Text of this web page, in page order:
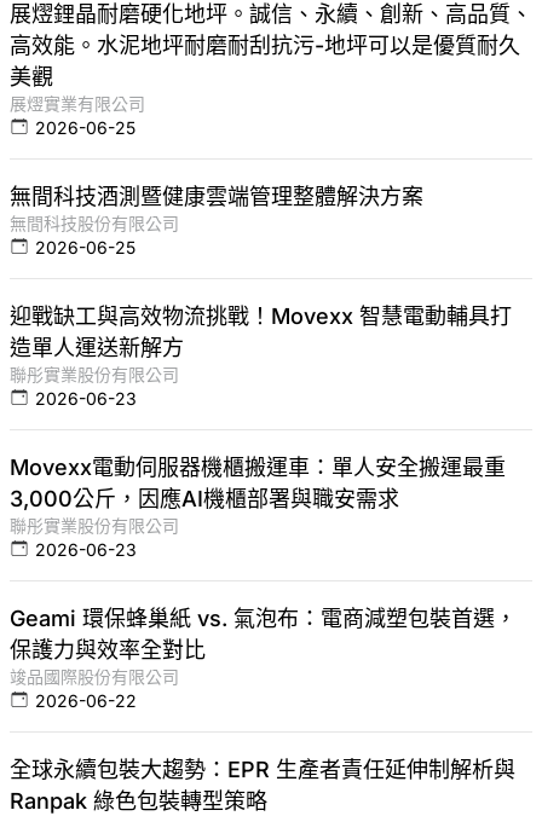
展熤鋰晶耐磨硬化地坪。誠信、永續、創新、高品質、
高效能。水泥地坪耐磨耐刮抗污-地坪可以是優質耐久
美觀
展熤實業有限公司
2026-06-25
無間科技酒測暨健康雲端管理整體解決方案
無間科技股份有限公司
2026-06-25
迎戰缺工與高效物流挑戰！Movexx 智慧電動輔具打
造單人運送新解方
聯彤實業股份有限公司
2026-06-23
Movexx電動伺服器機櫃搬運車：單人安全搬運最重
3,000公斤，因應AI機櫃部署與職安需求
聯彤實業股份有限公司
2026-06-23
Geami 環保蜂巢紙 vs. 氣泡布：電商減塑包裝首選，
保護力與效率全對比
竣品國際股份有限公司
2026-06-22
全球永續包裝大趨勢：EPR 生產者責任延伸制解析與
Ranpak 綠色包裝轉型策略